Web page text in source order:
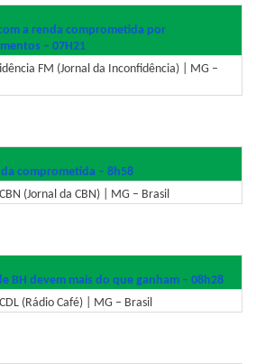
a renda comprometida por
– 07H21
FM (Jornal da Inconfidência) | MG –
comprometida – 8h58
(Jornal da CBN) | MG – Brasil
BH devem mais do que ganham – 08h28
(Rádio Café) | MG – Brasil